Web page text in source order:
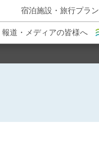
宿泊施設・旅行プラン
報道・メディアの皆様へ